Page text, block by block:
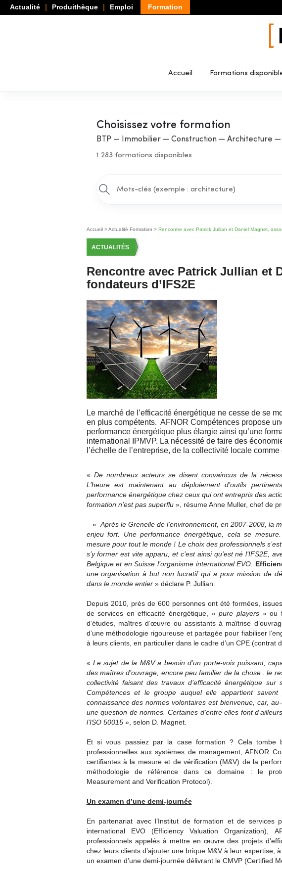
Actualité Produithèque Emploi Formation
Accueil Formations
Choisissez votre formation
BTP — Immobilier — Construction — Architecture —
1 283 formations disponibles
Accueil>Actualité Formation > Rencontre avec Patrick Jullian et Daniel Magnet,
ACTUALITÉS
Rencontre avec Patrick Jullian et
fondateurs d’IFS2E
Le marché de l’efficacité énergétique ne cesse de se
en plus compétents. AFNOR Compétences propose
performance énergétique plus élargie ainsi qu’une
international IPMVP. La nécessité de faire des
l’échelle de l’entreprise, de la collectivité locale
« De nombreux acteurs se disent convaincus de la
L’heure est maintenant au déploiement d’outils
performance énergétique chez ceux qui ont entrepris des
formation n’est pas superflu», résume Anne Muller, chef de
« Après le Grenelle de l’environnement, en 2007-2008, la
enjeu fort. Une performance énergétique, cela se
mesure pour tout le monde ! Le choix des professionnels
s’y former est vite apparu, et c’est ainsi qu’est né l’IFS2E,
Belgique et en Suisse l’organisme international EVO.
une organisation à but non lucratif qui a pour mission de
dans le monde entier» déclare P. Jullian.
Depuis 2010, près de 600 personnes ont été formées,
de services en efficacité énergétique, «pure players» ou
d’études, maîtres d’œuvre ou assistants à maîtrise
d’une méthodologie rigoureuse et partagée pour fiabiliser
à leurs clients, en particulier dans le cadre d’un CPE (contrat
« Le sujet de la M&V a besoin d’un porte-voix puissant,
des maîtres d’ouvrage, encore peu familier de la chose : le
collectivité faisant des travaux d’efficacité énergétique
Compétences et le groupe auquel elle appartient
connaissance des normes volontaires est bienvenue, car,
une question de normes. Certaines d’entre elles font
l’ISO 50015», selon D. Magnet.
Et si vous passiez par la case formation ? Cela tombe
professionnelles aux systèmes de management, AFNOR
certifiantes à la mesure et de vérification (M&V) de la
méthodologie de référence dans ce domaine : le
Measurement and Verification Protocol).
Un examen d’une demi-journée
En partenariat avec l’Institut de formation et de services
international EVO (Efficiency Valuation Organization),
professionnels appelés à mettre en œuvre des projets
chez leurs clients d’ajouter une brique M&V à leur expertise,
un examen d’une demi-journée délivrant le CMVP (Certified